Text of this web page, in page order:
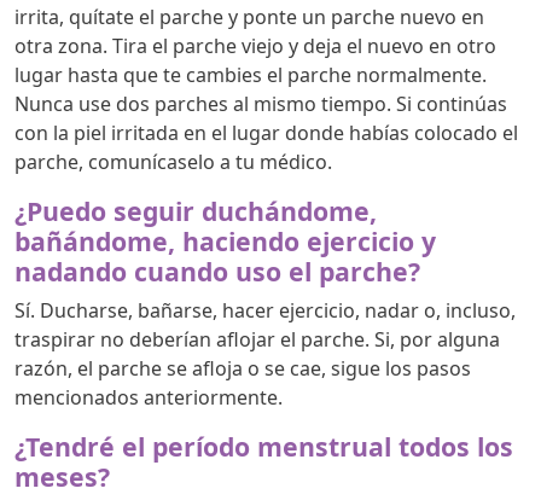
irrita, quítate el parche y ponte un parche nuevo en
otra zona. Tira el parche viejo y deja el nuevo en otro
lugar hasta que te cambies el parche normalmente.
Nunca use dos parches al mismo tiempo. Si continúas
con la piel irritada en el lugar donde habías colocado el
parche, comunícaselo a tu médico.
¿Puedo seguir duchándome,
bañándome, haciendo ejercicio y
nadando cuando uso el parche?
Sí. Ducharse, bañarse, hacer ejercicio, nadar o, incluso,
traspirar no deberían aflojar el parche. Si, por alguna
razón, el parche se afloja o se cae, sigue los pasos
mencionados anteriormente.
¿Tendré el período menstrual todos los
meses?